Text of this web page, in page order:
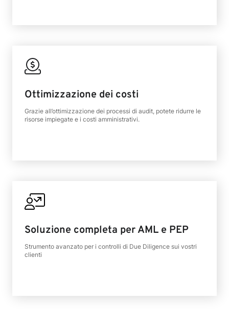
Ottimizzazione dei costi
Grazie all’ottimizzazione dei processi di audit, potete ridurre le
risorse impiegate e i costi amministrativi.
Soluzione completa per AML e PEP
Strumento avanzato per i controlli di Due Diligence sui vostri
clienti